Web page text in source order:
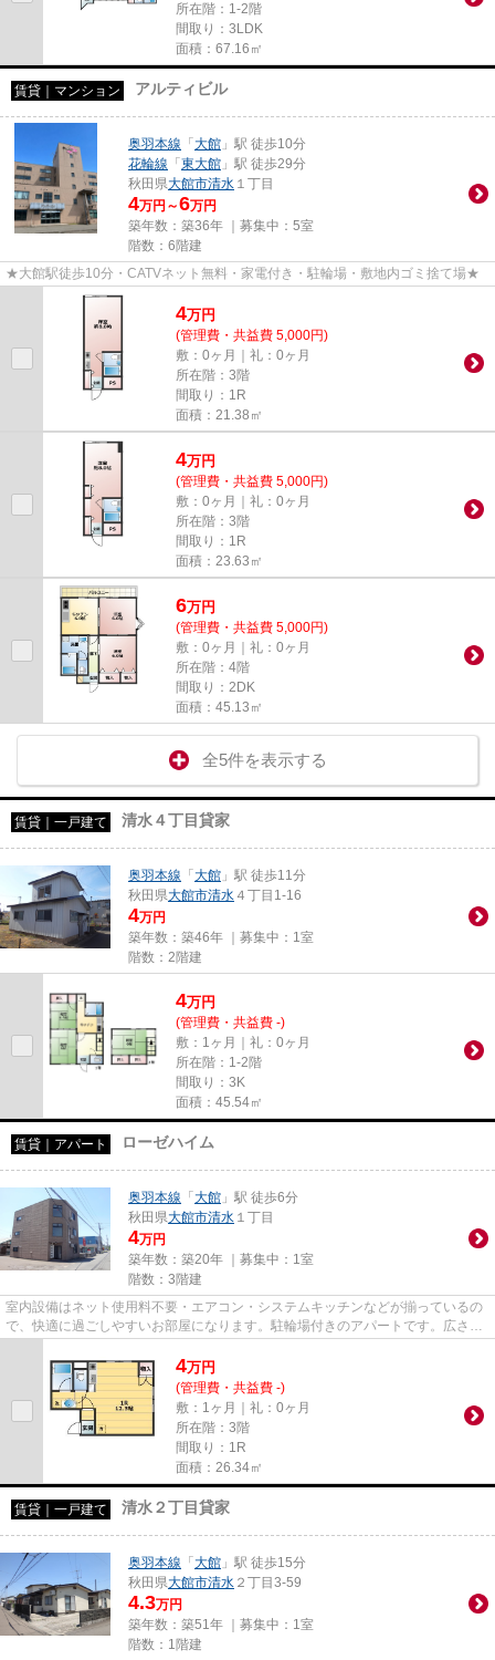
所在階：1-2階
間取り：3LDK
面積：67.16㎡
賃貸｜マンション アルティビル
奥羽本線 「 大館 」駅 徒歩10分
花輪線 「 東大館 」駅 徒歩29分
秋田県大館市清水 １丁目
4万円～6万円
築年数：築36年 ｜募集中： 5室
階数：6階建
★大館駅徒歩10分・CATVネット無料・家電付き・駐輪場・敷地内ゴミ捨て場★
4万円
(管理費・共益費 5,000円)
敷：0ヶ月｜礼：0ヶ月
所在階：3階
間取り：1R
面積：21.38㎡
4万円
(管理費・共益費 5,000円)
敷：0ヶ月｜礼：0ヶ月
所在階：3階
間取り：1R
面積：23.63㎡
6万円
(管理費・共益費 5,000円)
敷：0ヶ月｜礼：0ヶ月
所在階：4階
間取り：2DK
面積：45.13㎡
全5件を表示する
賃貸｜一戸建て 清水４丁目貸家
奥羽本線 「 大館 」駅 徒歩11分
秋田県大館市清水 ４丁目1-16
4万円
築年数：築46年 ｜募集中： 1室
階数：2階建
4万円
(管理費・共益費 -)
敷：1ヶ月｜礼：0ヶ月
所在階：1-2階
間取り：3K
面積：45.54㎡
賃貸｜アパート ローゼハイム
奥羽本線 「 大館 」駅 徒歩6分
秋田県大館市清水 １丁目
4万円
築年数：築20年 ｜募集中： 1室
階数：3階建
室内設備はネット使用料不要・エアコン・システムキッチンなどが揃っているの
で、快適に過ごしやすいお部屋になります。駐輪場付きのアパートです。広さの
4万円
(管理費・共益費 -)
敷：1ヶ月｜礼：0ヶ月
所在階：3階
間取り：1R
面積：26.34㎡
賃貸｜一戸建て 清水２丁目貸家
奥羽本線 「 大館 」駅 徒歩15分
秋田県大館市清水 ２丁目3-59
4.3万円
築年数：築51年 ｜募集中： 1室
階数：1階建